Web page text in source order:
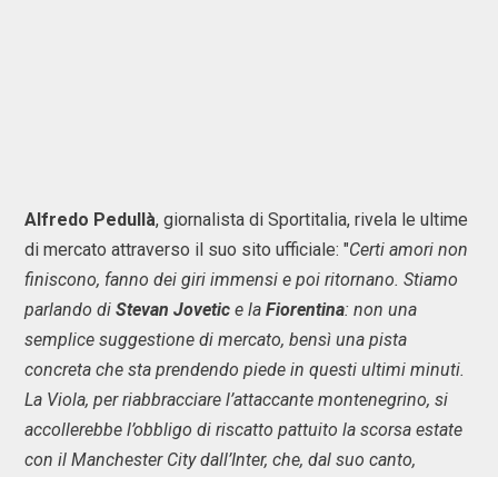
Alfredo Pedullà, giornalista di Sportitalia, rivela le ultime
di mercato attraverso il suo sito ufficiale: "Certi amori non
finiscono, fanno dei giri immensi e poi ritornano. Stiamo
parlando di Stevan Jovetic e la Fiorentina: non una
semplice suggestione di mercato, bensì una pista
concreta che sta prendendo piede in questi ultimi minuti.
La Viola, per riabbracciare l’attaccante montenegrino, si
accollerebbe l’obbligo di riscatto pattuito la scorsa estate
con il Manchester City dall’Inter, che, dal suo canto,